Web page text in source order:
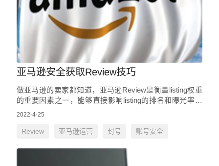
亚马逊安全获取Review技巧
做亚马逊的卖家都知道，亚马逊Review是衡量listing权重
的重要因素之一，能够直接影响listing的排名和曝光率，
同样，Reivew也是影响买家是否下单的关键因素之…
2022-4-25
Review 亚马逊运营 封号 账号安全